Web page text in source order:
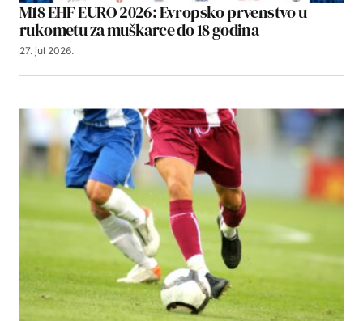
M18 EHF EURO 2026: Evropsko prvenstvo u
rukometu za muškarce do 18 godina
27. jul 2026.